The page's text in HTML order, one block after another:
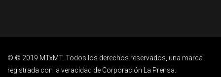
© © 2019 MTxMT. Todos los derechos reservados, una marca
registrada con la veracidad de Corporación La Prensa.